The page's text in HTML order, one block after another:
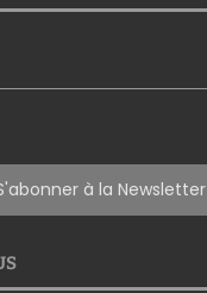
à la Newsletter